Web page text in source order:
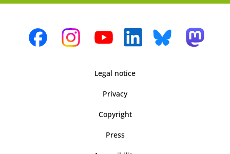
Legal notice
Privacy
Copyright
Press